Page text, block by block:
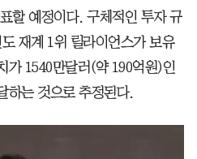
할 예정이다. 구체적인 투자 규
재계 1위 릴라이언스가 보유
가 1540만달러(약 190억원)인
하는 것으로 추정된다.